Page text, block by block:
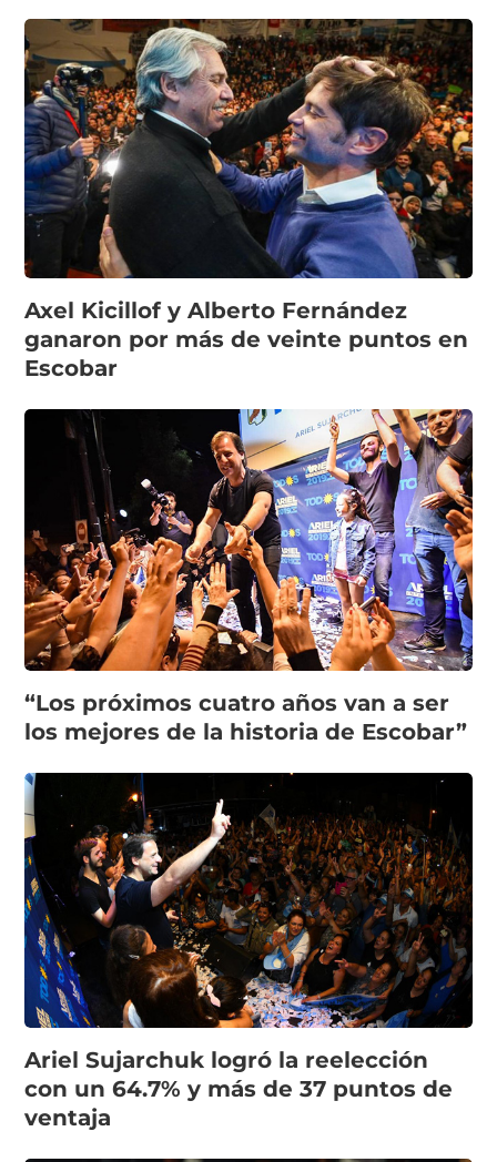
Axel Kicillof y Alberto Fernández
ganaron por más de veinte puntos en
Escobar
“Los próximos cuatro años van a ser
los mejores de la historia de Escobar”
Ariel Sujarchuk logró la reelección
con un 64.7% y más de 37 puntos de
ventaja